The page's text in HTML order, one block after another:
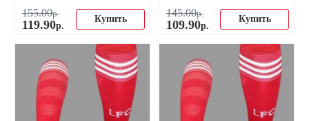
155.00р.
119.90р.
Купить
145.00р.
109.90р.
Купить